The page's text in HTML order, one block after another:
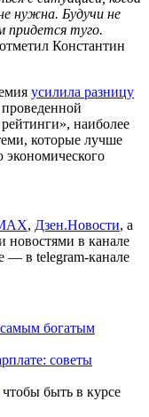
нужна. Будучи не
придется туго.
Константин
усилила разницу
наиболее
которые лучше
, Дзен.Новости, а
новостями в канале
— в telegram-канале
богатым
советы
чтобы быть в курсе